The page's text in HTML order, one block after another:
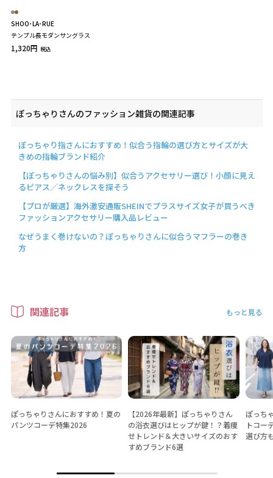
SHOO･LA･RUE
テンプル長モダンサングラス
1,320円 税込
ぽっちゃりさんのファッション雑貨の関連記事
ぽっちゃり指さんにおすすめ！似合う指輪の選び方とサイズが大
きめの指輪ブランド紹介
【ぽっちゃりさんの悩み別】似合うアクセサリー選び！小顔に見え
るピアス／ネックレスを探そう
【プロが厳選】海外激安通販SHEINでプラスサイズ女子が買うべき
ファッションアクセサリー購入品レビュー
なぜうまく巻けないの？ぽっちゃりさんに似合うマフラーの巻き
方
関連記事 もっと見る
ぽっちゃりさんにおすすめ！夏の
パンツコーデ特集2026
【2026年最新】ぽっちゃりさん
の浴衣選びはヒップが鍵！？着痩
せトレンド＆大きいサイズのおす
すめブランド6選
ぽっち
トコー
選び方